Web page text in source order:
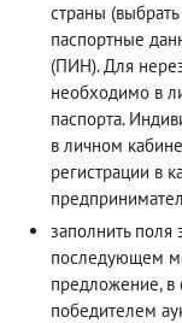
страны
паспортные
(ПИН). Для
необходимо в
паспорта.
в личном
регистрации в
заполнить поля
последующем
предложение, в
победителем